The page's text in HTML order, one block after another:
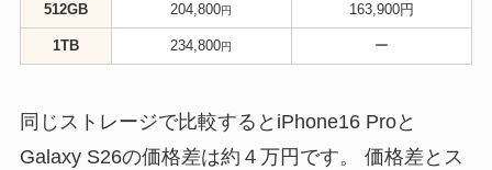
512GB 204,800円 163,900円
1TB 234,800円 ー
同じストレージで比較するとiPhone16 Proと
Galaxy S26の価格差は約４万円です。 価格差とス